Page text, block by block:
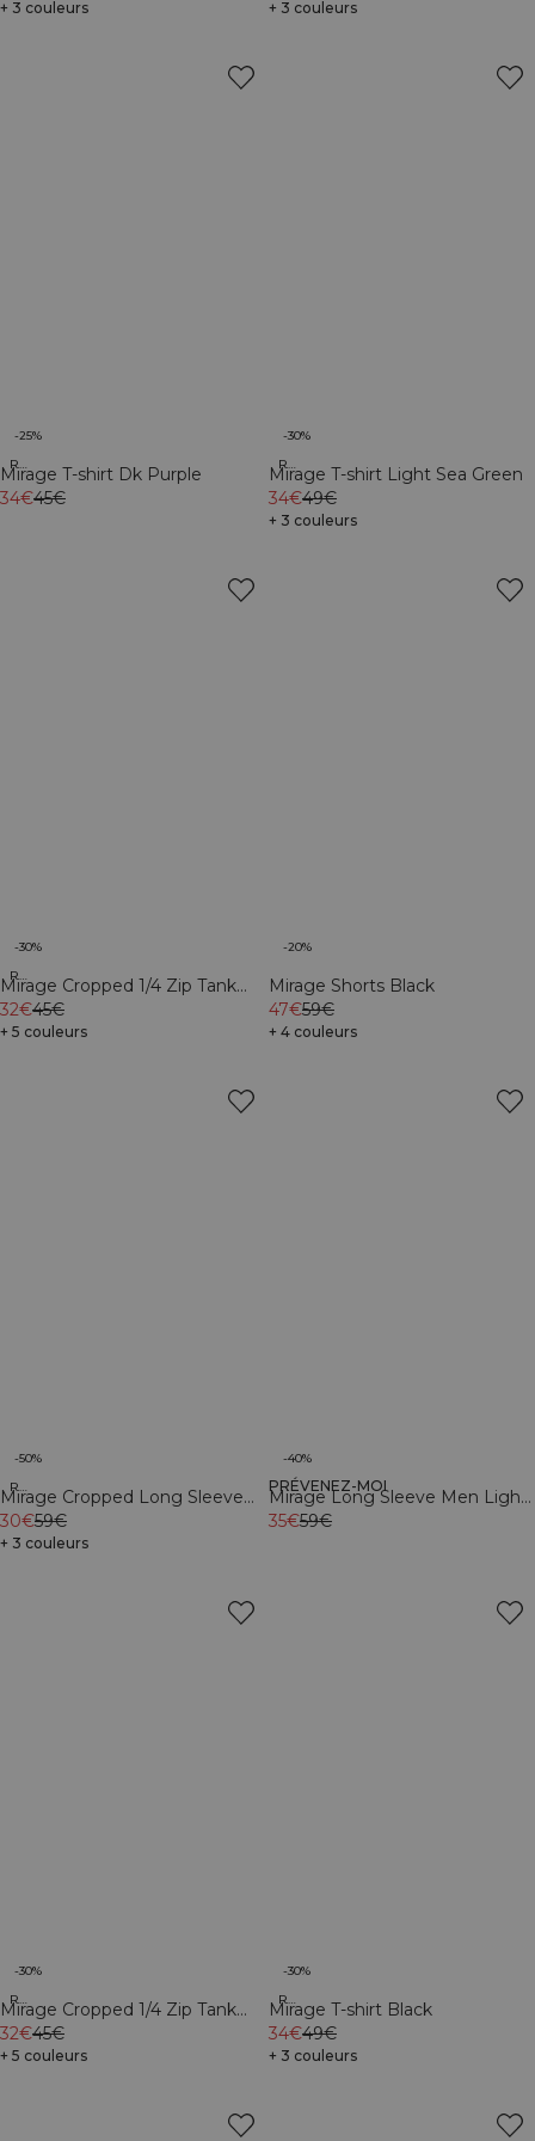
+ 3 couleurs + 3 couleurs
Recycled
-25%
Mirage T-shirt Dk Purple
34€45€
Recycled
-30%
Mirage T-shirt Light Sea Green
34€49€
+ 3 couleurs
Recycled
-30%
Mirage Cropped 1/4 Zip Tank
Top Light Cool Brown
32€45€
+ 5 couleurs
-20%
Mirage Shorts Black
47€59€
+ 4 couleurs
Recycled
-50%
Mirage Cropped Long Sleeve
Light Dusty Brown
30€59€
+ 3 couleurs
Recycled
-40%
PRÉVENEZ-MOI
Mirage Long Sleeve Men Light
Dusty Brown
35€59€
Recycled
-30%
Mirage Cropped 1/4 Zip Tank
Top Black
32€45€
+ 5 couleurs
Recycled
-30%
Mirage T-shirt Black
34€49€
+ 3 couleurs